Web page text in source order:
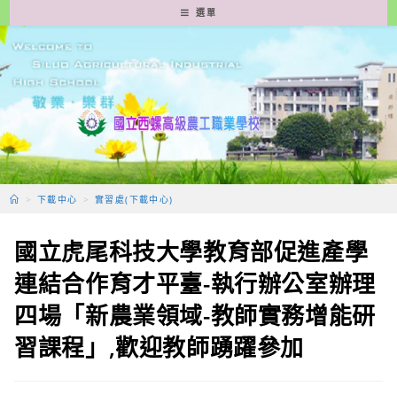
轉
至
要
容
選單
> 下載中心 > 實習處(下載中心)
國立虎尾科技大學教育部促進產學
連結合作育才平臺-執行辦公室辦理
四場「新農業領域-教師實務增能研
習課程」,歡迎教師踴躍參加